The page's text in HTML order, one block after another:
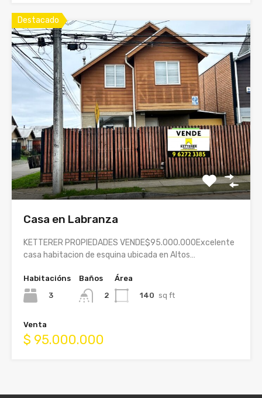
Destacado
Casa en Labranza
KETTERER PROPIEDADES VENDE$95.000.000Excelente
casa habitacion de esquina ubicada en Altos…
Habitacións
3
Baños
2
Área
140 sq ft
Venta
$ 95.000.000